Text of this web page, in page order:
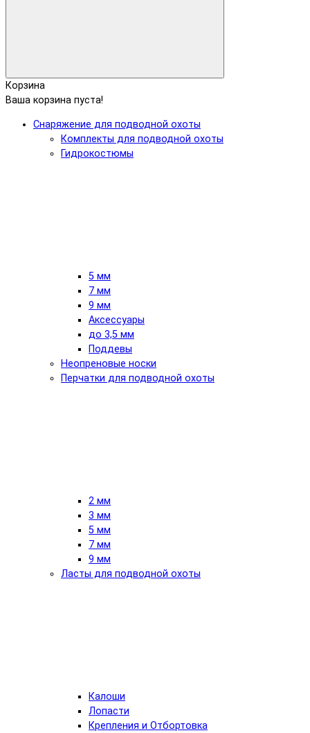
Корзина
Ваша корзина пуста!
Снаряжение для подводной охоты
Комплекты для подводной охоты
Гидрокостюмы
5 мм
7 мм
9 мм
Аксессуары
до 3,5 мм
Поддевы
Неопреновые носки
Перчатки для подводной охоты
2 мм
3 мм
5 мм
7 мм
9 мм
Ласты для подводной охоты
Калоши
Лопасти
Крепления и Отбортовка